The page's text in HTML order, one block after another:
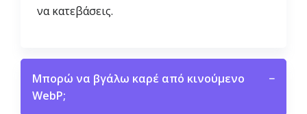
να κατεβάσεις.
Μπορώ να βγάλω καρέ από κινούμενο
WebP;
−